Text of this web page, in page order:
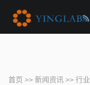
首页 >> 新闻资讯 >> 行